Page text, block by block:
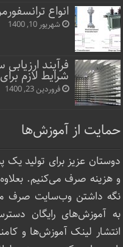
انواع
شهریور 10, 1400
فرآیند
شرایط لازم
فروردین 23, 1400
حمایت از آموزش‌ها
دوستان عزیز برای تولید
و هزینه صرف می‌کنیم.
نگه داشتن وب‌سایت صرف
به آموزش‌های رایگان
انتشار لینک‌ آموزش‌ها و